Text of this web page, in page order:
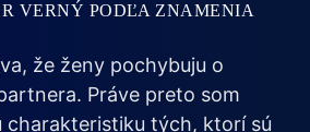
VERNÝ PODĽA ZNAMENIA
že ženy pochybuju o
Práve preto som
charakteristiku tých, ktorí sú